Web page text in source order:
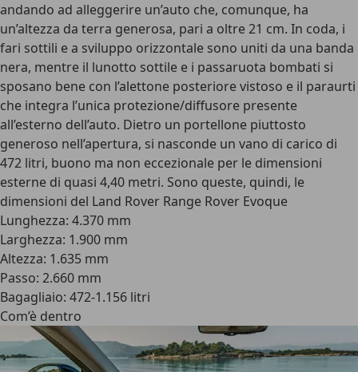
andando ad alleggerire un’auto che, comunque, ha
un’altezza da terra generosa, pari a oltre 21 cm. In coda, i
fari sottili e a sviluppo orizzontale sono uniti da una banda
nera, mentre il lunotto sottile e i passaruota bombati si
sposano bene con l’alettone posteriore vistoso e il paraurti
che integra l’unica protezione/diffusore presente
all’esterno dell’auto. Dietro un portellone piuttosto
generoso nell’apertura, si nasconde un vano di carico di
472 litri, buono ma non eccezionale per le dimensioni
esterne di quasi 4,40 metri. Sono queste, quindi, le
dimensioni del Land Rover Range Rover Evoque
Lunghezza: 4.370 mm
Larghezza: 1.900 mm
Altezza: 1.635 mm
Passo: 2.660 mm
Bagagliaio: 472-1.156 litri
Com’è dentro